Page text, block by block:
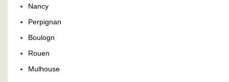
Nancy
Perpignan
Boulogn
Rouen
Mulhouse